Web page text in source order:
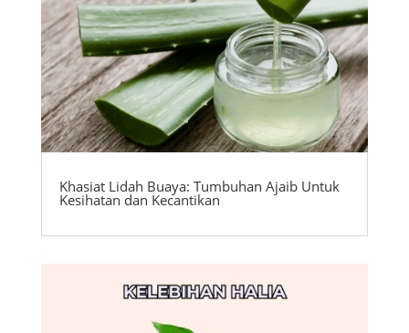
Khasiat Lidah Buaya: Tumbuhan Ajaib Untuk
Kesihatan dan Kecantikan